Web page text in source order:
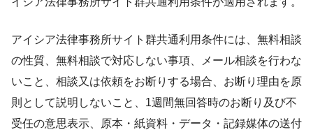
アイシア法律事務所サイト群共通利用条件には、無料相談
の性質、無料相談で対応しない事項、メール相談を行わな
いこと、相談又は依頼をお断りする場合、お断り理由を原
則として説明しないこと、1週間無回答時のお断り及び不
受任の意思表示、原本・紙資料・データ・記録媒体の送付